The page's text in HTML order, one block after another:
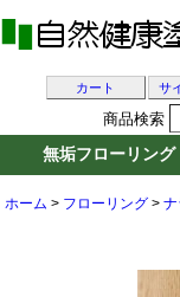
ホーム > フローリング >
カート サ
商品検索
無垢フローリング